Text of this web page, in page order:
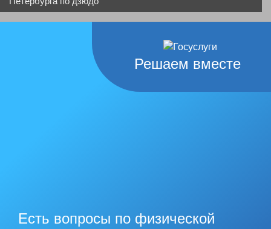
Решаем вместе
Есть вопросы по физической